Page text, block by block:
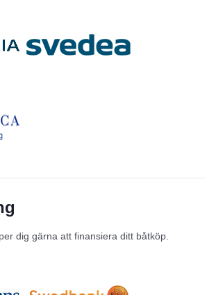
dig gärna att finansiera ditt båtköp.